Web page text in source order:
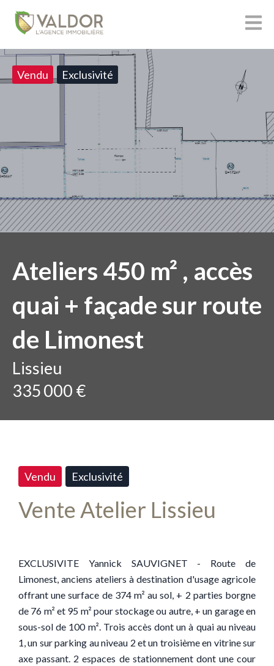
Vendu Exclusivité
Ateliers 450 m² , accès
quai + façade sur route
de Limonest
Lissieu
335 000 €
Vendu Exclusivité
Vente Atelier Lissieu
EXCLUSIVITE Yannick SAUVIGNET - Route de
Limonest, anciens ateliers à destination d'usage agricole
offrant une surface de 374 m² au sol, + 2 parties borgne
de 76 m² et 95 m² pour stockage ou autre, + un garage en
sous-sol de 100 m². Trois accès dont un à quai au niveau
1, un sur parking au niveau 2 et un troisième en vitrine sur
axe passant. 2 espaces de stationnement dont une cour